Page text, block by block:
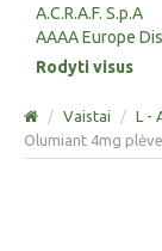
A.C.R.A.F. S.p.A
AAAA Europe
Rodyti visus
/ Vaistai / L -
Olumiant 4mg